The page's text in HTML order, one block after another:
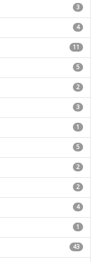
3
4
11
5
2
3
1
5
2
2
4
1
43